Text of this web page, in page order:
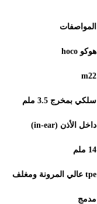
المواصفات
هوكو
m22
سلكي بمخرج 3.5 ملم
داخل الأذن (in‑ear)
14 ملم
tpe عالي المرونة ومغلف
مدمج